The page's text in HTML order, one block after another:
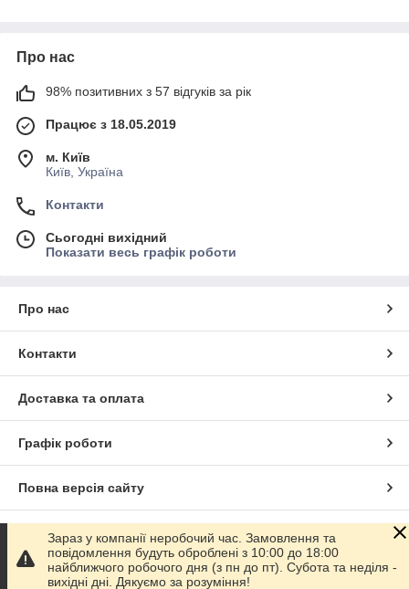
Про нас
98% позитивних з 57 відгуків за рік
Працює з 18.05.2019
м. Київ
Київ, Україна
Контакти
Сьогодні вихідний
Показати весь графік роботи
Про нас
Контакти
Доставка та оплата
Графік роботи
Повна версія сайту
Сайт створено на маркетплейсі Prom.ua
Політика конфіденційності
Зараз у компанії неробочий час. Замовлення та
повідомлення будуть оброблені з 10:00 до 18:00
найближчого робочого дня (з пн до пт). Субота та неділя -
вихідні дні. Дякуємо за розуміння!